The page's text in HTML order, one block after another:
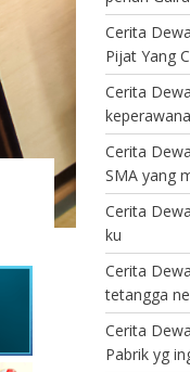
Cerita
Pijat Yang
Cerita
Cerita
SMA yang
Cerita
ku
Cerita
tetangga
Cerita
Pabrik yg